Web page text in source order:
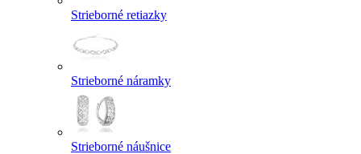
Strieborné retiazky
Strieborné náramky
Strieborné náušnice